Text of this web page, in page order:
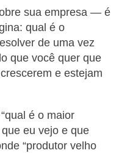
sua empresa — é
qual é o
de uma vez
que você quer que
e estejam
é o maior
eu vejo e que
“produtor velho